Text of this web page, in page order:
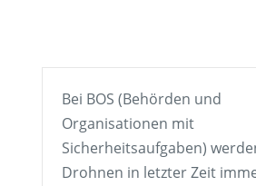
Bei BOS (Behörden und
Organisationen mit
Sicherheitsaufgaben)
Drohnen in letzter Zeit